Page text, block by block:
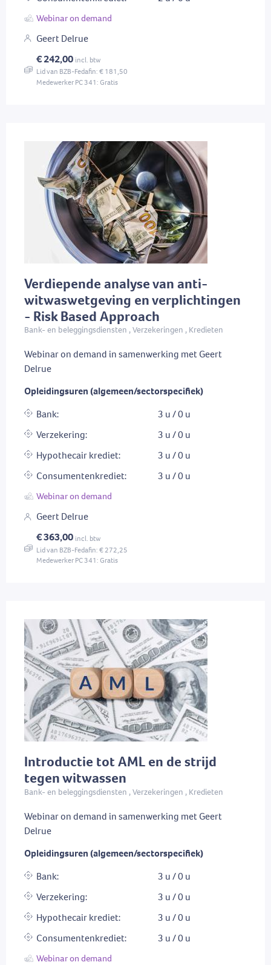
Webinar on demand
Geert Delrue
€ 242,00 incl. btw
Lid van BZB-Fedafin: € 181,50
Medewerker PC 341: Gratis
Verdiepende analyse van anti-
witwaswetgeving en verplichtingen
- Risk Based Approach
Bank- en beleggingsdiensten , Verzekeringen , Kredieten
Webinar on demand in samenwerking met Geert
Delrue
Opleidingsuren (algemeen/sectorspecifiek)
Bank:
3 u / 0 u
Verzekering:
3 u / 0 u
Hypothecair krediet:
3 u / 0 u
Consumentenkrediet:
3 u / 0 u
Webinar on demand
Geert Delrue
€ 363,00 incl. btw
Lid van BZB-Fedafin: € 272,25
Medewerker PC 341: Gratis
Introductie tot AML en de strijd
tegen witwassen
Bank- en beleggingsdiensten , Verzekeringen , Kredieten
Webinar on demand in samenwerking met Geert
Delrue
Opleidingsuren (algemeen/sectorspecifiek)
Bank:
3 u / 0 u
Verzekering:
3 u / 0 u
Hypothecair krediet:
3 u / 0 u
Consumentenkrediet:
3 u / 0 u
Webinar on demand